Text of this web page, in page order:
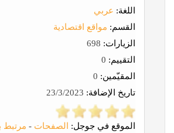
اللغة: عربي
القسم: مواقع اقتصادية
الزيارات:
التقييم:
المقيّمين:
تاريخ الإضافة:
الموقع في جوجل: الصفحات - مرتبط